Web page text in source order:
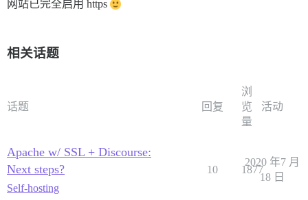
网站已完全启用 https
相关话题
话题 回复
浏
览
量
活动
Apache w/ SSL + Discourse:
Next steps?
Self-hosting
10 1877
2020 年7 月
18 日